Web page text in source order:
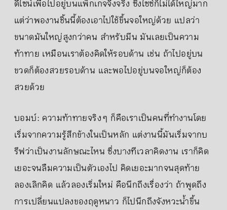
ดีไซน์เพื่อไปอยู่บนแพ็กเกจจิงจริง ซึ่งไซซ์ก็ไม่ได้ใหญ่มาก
แต่ว่าพองานชิ้นนี้ต้องเอาไปใช้ขึ้นจอใหญ่ด้วย แปลว่า
ขนาดมันใหญ่สูงกว่าคน สำหรับมีน มันเลยเป็นความ
ท้าทาย เหมือนเราต้องคิดให้รอบด้าน เช่น ถ้าไปอยู่บน
ขวดก็ต้องสวยรอบด้าน และพอไปอยู่บนจอใหญ่ก็ต้อง
สวยด้วย
บอมบ์: ความท้าทายจริง ๆ ก็คือเราเป็นคนที่ทำงานโดย
เริ่มจากความรู้สึกข้างในเป็นหลัก แต่งานนี้มันเริ่มจากบ
รีฟว่าเป็นงานลักษณะไหน ซึ่งบางทีเวลาคิดงาน เราก็คิด
เยอะจนลืมความเป็นตัวเองไป คิดเยอะมากจนสุดท้าย
ลองเลิกคิด แล้วลองเริ่มใหม่ คือนึกถึงเรื่องว่า ถ้าพูดถึง
การเปลี่ยนแปลงของฤดูหนาว ก็ไปนึกถึงจังหวะน้ำขึ้น